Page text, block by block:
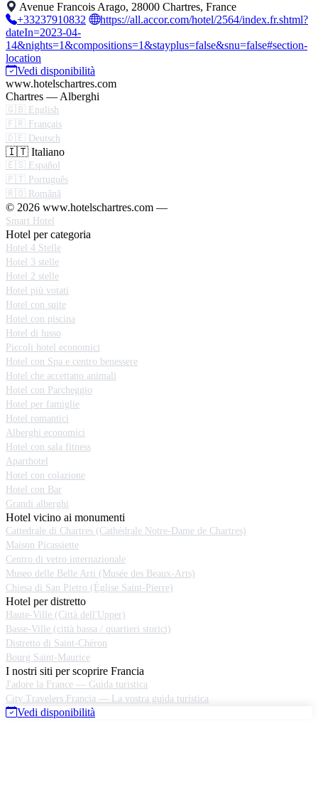
Avenue Francois Arago, 28000 Chartres, France
+33237910832
https://all.accor.com/hotel/2564/index.fr.shtml?
dateIn=2023-04-
14&nights=1&compositions=1&stayplus=false&snu=false#section-
location
Vedi disponibilità
www.hotelschartres.com
Chartres — Alberghi
🇬🇧 English
🇫🇷 Français
🇩🇪 Deutsch
🇮🇹 Italiano
🇪🇸 Español
🇵🇹 Português
🇷🇴 Română
© 2026 www.hotelschartres.com —
Smart Hotel
Hotel per categoria
Hotel 4 Stelle
Hotel 3 stelle
Hotel 2 stelle
Hotel più votati
Hotel con suite
Hotel con piscina
Hotel di lusso
Piccoli hotel economici
Hotel con Spa e centro benessere
Hotel che accettano animali
Hotel con Parcheggio
Hotel per famiglie
Hotel romantici
Alberghi economici
Hotel con sala fitness
Aparthotel
Hotel con colazione
Hotel con Bar
Grandi alberghi
Hotel vicino ai monumenti
Cattedrale di Chartres (Cathédrale Notre-Dame de Chartres)
Maison Picassiette
Centro di vetro internazionale
Museo delle Belle Arti (Musée des Beaux-Arts)
Chiesa di San Pietro (Église Saint-Pierre)
Hotel per distretto
Haute-Ville (Città dell'Upper)
Basse-Ville (città bassa / quartieri storici)
Distretto di Saint-Chéron
Bourg Saint-Maurice
I nostri siti per scoprire Francia
J'adore la France — Guida turistica
City Travelers Francia — La vostra guida turistica
Vedi disponibilità